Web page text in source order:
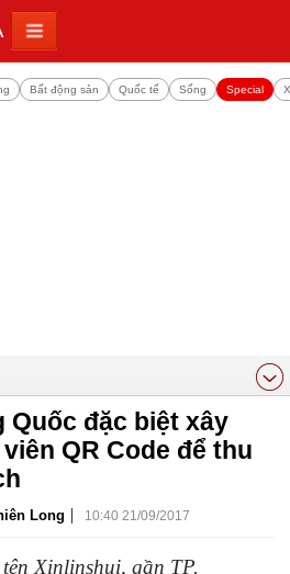
Bất động sản Quốc tế Sống Special
Quốc đặc biệt xây
QR Code để thu
Long | 10:40 21/09/2017
Xinlinshui, gần TP.